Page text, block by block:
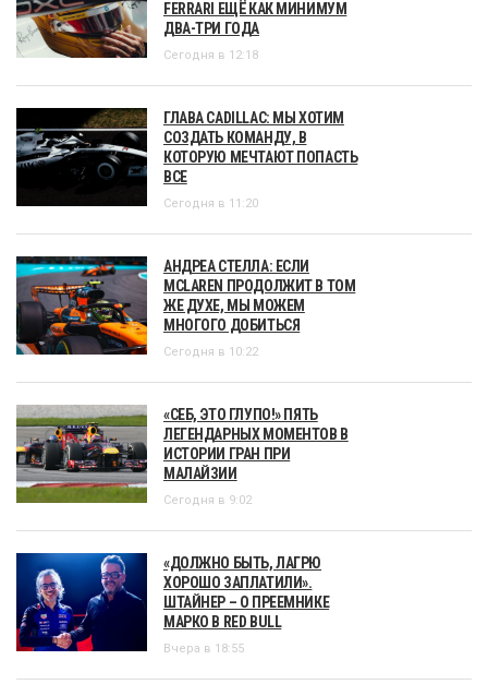
FERRARI ЕЩЁ КАК МИНИМУМ
ДВА-ТРИ ГОДА
Сегодня в 12:18
ГЛАВА CADILLAC: МЫ ХОТИМ
СОЗДАТЬ КОМАНДУ, В
КОТОРУЮ МЕЧТАЮТ ПОПАСТЬ
ВСЕ
Сегодня в 11:20
АНДРЕА СТЕЛЛА: ЕСЛИ
MCLAREN ПРОДОЛЖИТ В ТОМ
ЖЕ ДУХЕ, МЫ МОЖЕМ
МНОГОГО ДОБИТЬСЯ
Сегодня в 10:22
«СЕБ, ЭТО ГЛУПО!» ПЯТЬ
ЛЕГЕНДАРНЫХ МОМЕНТОВ В
ИСТОРИИ ГРАН ПРИ
МАЛАЙЗИИ
Сегодня в 9:02
«ДОЛЖНО БЫТЬ, ЛАГРЮ
ХОРОШО ЗАПЛАТИЛИ».
ШТАЙНЕР – О ПРЕЕМНИКЕ
МАРКО В RED BULL
Вчера в 18:55